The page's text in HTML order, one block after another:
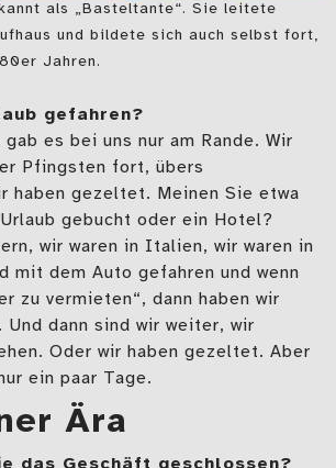
als „Basteltante“. Sie leitete
und bildete sich auch selbst fort,
Jahren.
gefahren?
gab es bei uns nur am Rande. Wir
Pfingsten fort, übers
haben gezeltet. Meinen Sie etwa
gebucht oder ein Hotel?
wir waren in Italien, wir waren in
mit dem Auto gefahren und wenn
zu vermieten“, dann haben wir
dann sind wir weiter, wir
Oder wir haben gezeltet. Aber
ein paar Tage.
Ära
das Geschäft geschlossen?